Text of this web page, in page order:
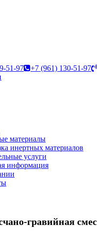
51-97 +7 (961) 130-51-97
материалы
инертных материалов
услуги
информация
гравийная